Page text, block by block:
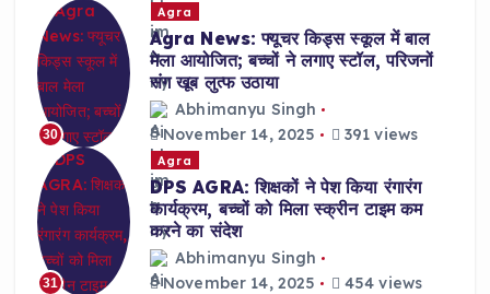
30
Agra
Agra News: फ्यूचर किड्स स्कूल में बाल
मेला आयोजित; बच्चों ने लगाए स्टॉल, परिजनों
संग खूब लुत्फ उठाया
Abhimanyu Singh
November 14, 2025
391 views
31
Agra
DPS AGRA: शिक्षकों ने पेश किया रंगारंग
कार्यक्रम, बच्चों को मिला स्क्रीन टाइम कम
करने का संदेश
Abhimanyu Singh
November 14, 2025
454 views